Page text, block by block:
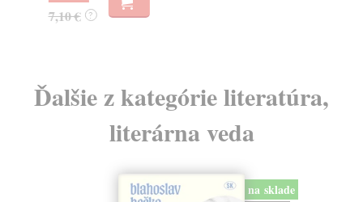
7,10 € ?
Ďalšie z kategórie literatúra,
literárna veda
na sklade